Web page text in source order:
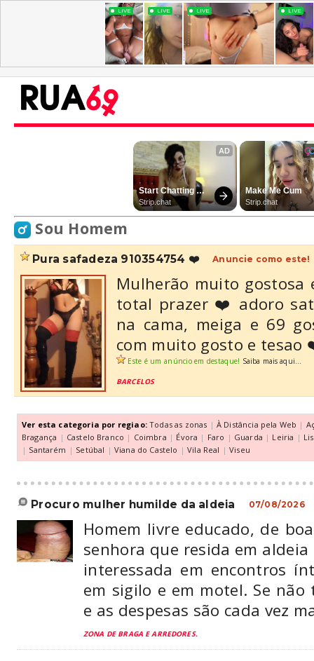
Sou Homem
pura safadeza 910354754 ❤️ Anuncie como este!
Mulherão muito gostosa
total prazer ❤️ adoro
na cama, meiga e 69
com muito gosto e tesao
Este é um anúncio em destaque! Saiba mais aqui...
BARCELOS
Ver esta categoria por regiao: Todas as zonas | À Distância pela Web |
Bragança | Castelo Branco | Coimbra | Évora | Faro | Guarda | Leiria |
| Santarém | Setúbal | Viana do Castelo | Vila Real | Viseu
procuro mulher humilde da aldeia 07/08/2026
Homem livre educado, de
senhora que resida em
interessada em encontros
em sigilo e em motel. Se não
e as despesas são cada vez
ZONA DE BRAGA E ARREDORES.